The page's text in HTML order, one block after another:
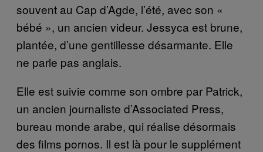
souvent au Cap d’Agde, l’été, avec son «
bébé », un ancien videur. Jessyca est brune,
plantée, d’une gentillesse désarmante. Elle
ne parle pas anglais.
Elle est suivie comme son ombre par Patrick,
un ancien journaliste d’Associated Press,
bureau monde arabe, qui réalise désormais
des films pornos. Il est là pour le supplément